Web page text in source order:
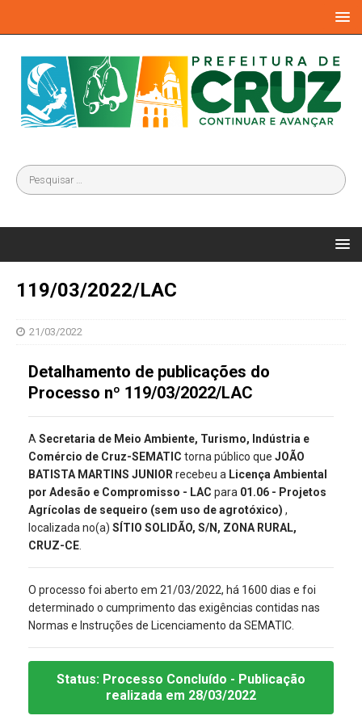
119/03/2022/LAC
21/03/2022
Detalhamento de publicações do
Processo nº 119/03/2022/LAC
A Secretaria de Meio Ambiente, Turismo, Indústria e
Comércio de Cruz-SEMATIC torna público que JOÃO
BATISTA MARTINS JUNIOR recebeu a Licença Ambiental
por Adesão e Compromisso - LAC para 01.06 - Projetos
Agrícolas de sequeiro (sem uso de agrotóxico) ,
localizada no(a) SÍTIO SOLIDÃO, S/N, ZONA RURAL,
CRUZ-CE
O processo foi aberto em 21/03/2022, há 1600 dias e foi
determinado o cumprimento das exigências contidas nas
Normas e Instruções de Licenciamento da SEMATIC.
Status: Processo Concluído - Publicação
realizada em 28/03/2022